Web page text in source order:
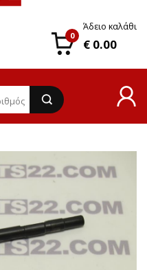
0
Άδειο καλάθι
€ 0.00